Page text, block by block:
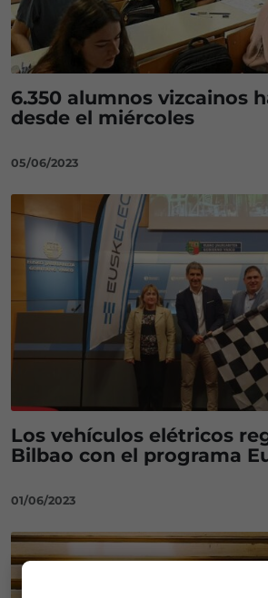
6.350 alumnos vizcainos
desde el miércoles
05/06/2023
Los vehículos elétricos
Bilbao con el programa
01/06/2023